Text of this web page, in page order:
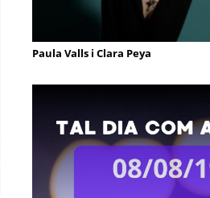
Paula Valls i Clara Peya